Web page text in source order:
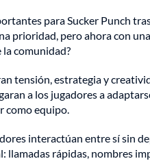
para Sucker Punch
prioridad, pero ahora con
comunidad?
tensión, estrategia y
a los jugadores a
como equipo.
interactúan entre sí sin
llamadas rápidas, nombres